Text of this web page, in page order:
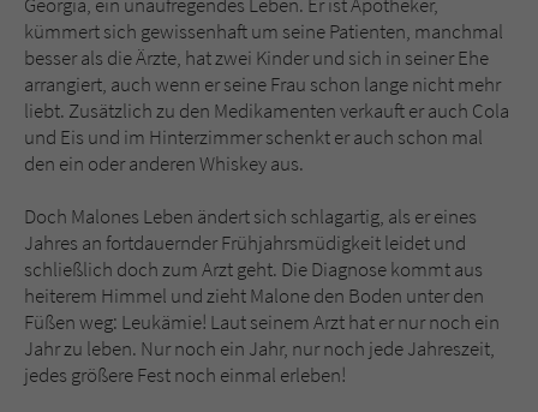
kümmert sich gewissenhaft um seine Patienten, manchmal
besser als die Ärzte, hat zwei Kinder und sich in seiner Ehe
arrangiert, auch wenn er seine Frau schon lange nicht mehr
liebt. Zusätzlich zu den Medikamenten verkauft er auch Cola
und Eis und im Hinterzimmer schenkt er auch schon mal
den ein oder anderen Whiskey aus.
Doch Malones Leben ändert sich schlagartig, als er eines
Jahres an fortdauernder Frühjahrsmüdigkeit leidet und
schließlich doch zum Arzt geht. Die Diagnose kommt aus
heiterem Himmel und zieht Malone den Boden unter den
Füßen weg: Leukämie! Laut seinem Arzt hat er nur noch ein
Jahr zu leben. Nur noch ein Jahr, nur noch jede Jahreszeit,
jedes größere Fest noch einmal erleben!
Sicherheitscode des Kontaktformulars zu
überprüfen.